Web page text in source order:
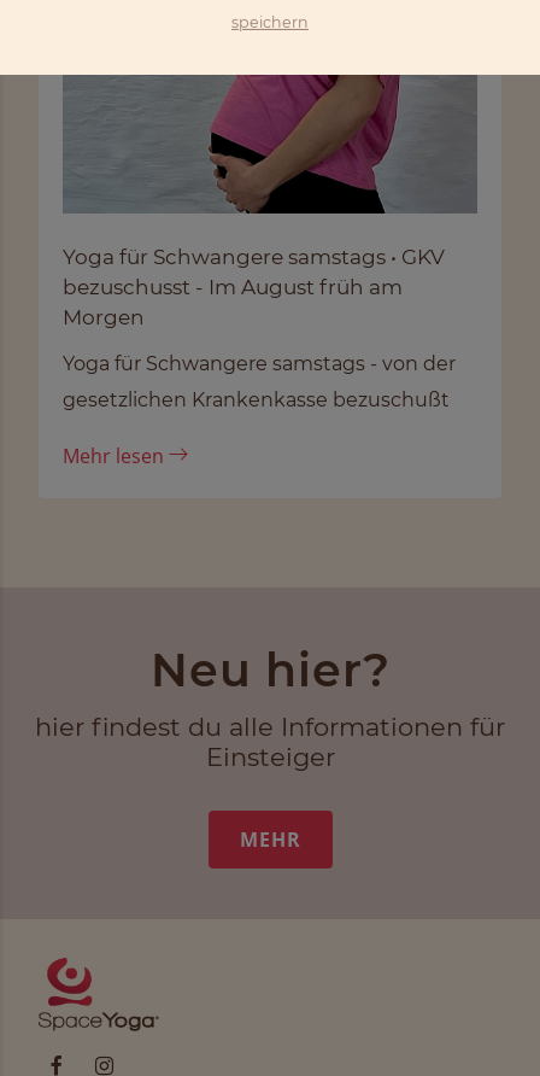
Yoga für Schwangere samstags • GKV
bezuschusst - Im August früh am
Morgen
Yoga für Schwangere samstags - von der
gesetzlichen Krankenkasse bezuschußt
Mehr lesen
Neu hier?
hier findest du alle Informationen für
Einsteiger
MEHR
speichern